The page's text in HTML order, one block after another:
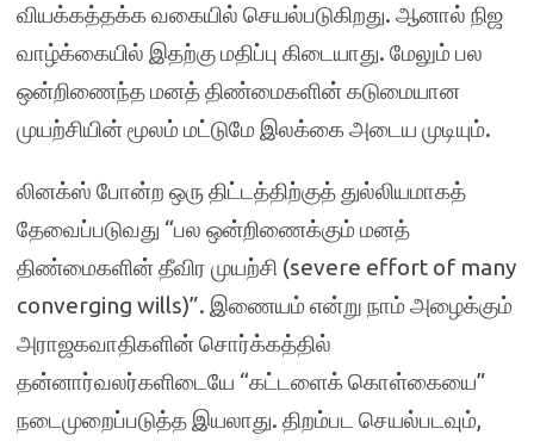
வியக்கத்தக்க வகையில் செயல்படுகிறது. ஆனால் நிஜ
வாழ்க்கையில் இதற்கு மதிப்பு கிடையாது. மேலும் பல
ஒன்றிணைந்த மனத் திண்மைகளின் கடுமையான
முயற்சியின் மூலம் மட்டுமே இலக்கை அடைய முடியும்.
லினக்ஸ் போன்ற ஒரு திட்டத்திற்குத் துல்லியமாகத்
தேவைப்படுவது “பல ஒன்றிணைக்கும் மனத்
திண்மைகளின் தீவிர முயற்சி (severe effort of many
converging wills)”. இணையம் என்று நாம் அழைக்கும்
அராஜகவாதிகளின் சொர்க்கத்தில்
தன்னார்வலர்களிடையே “கட்டளைக் கொள்கையை”
நடைமுறைப்படுத்த இயலாது. திறம்பட செயல்படவும்,